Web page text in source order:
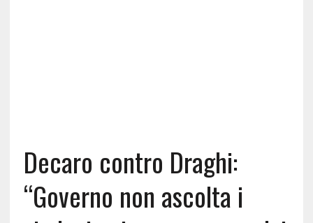
Decaro contro Draghi:
“Governo non ascolta i